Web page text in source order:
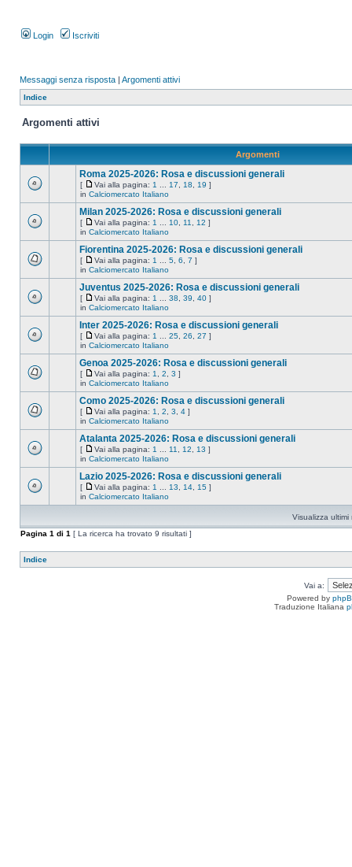
Login Iscriviti
Messaggi senza risposta | Argomenti attivi
Indice
Argomenti attivi
Argomenti
Roma 2025-2026: Rosa e discussioni generali
[ Vai alla pagina: 1 17 18 19 ]
in Calciomercato Italiano
Milan 2025-2026: Rosa e discussioni generali
[ Vai alla pagina: 1 10 11 12 ]
in Calciomercato Italiano
Fiorentina 2025-2026: Rosa e discussioni generali
[ Vai alla pagina: 1 5 6 7 ]
in Calciomercato Italiano
Juventus 2025-2026: Rosa e discussioni generali
[ Vai alla pagina: 1 38 39 40 ]
in Calciomercato Italiano
Inter 2025-2026: Rosa e discussioni generali
[ Vai alla pagina: 1 25 26 27 ]
in Calciomercato Italiano
Genoa 2025-2026: Rosa e discussioni generali
[ Vai alla pagina: 1 2 3 ]
in Calciomercato Italiano
Como 2025-2026: Rosa e discussioni generali
[ Vai alla pagina: 1 2 3 4 ]
in Calciomercato Italiano
Atalanta 2025-2026: Rosa e discussioni generali
[ Vai alla pagina: 1 11 12 13 ]
in Calciomercato Italiano
Lazio 2025-2026: Rosa e discussioni generali
[ Vai alla pagina: 1 13 14 15 ]
in Calciomercato Italiano
Visualizza ultimi
Pagina 1 di 1 [ La ricerca ha trovato 9 risultati ]
Indice
Vai a:
Powered by
Traduzione Italiana